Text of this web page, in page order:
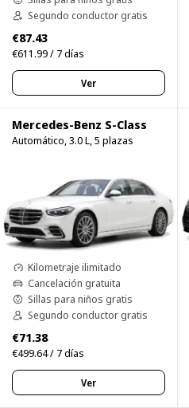
Segundo conductor gratis
€87.43
€611.99 / 7 días
Ver
Mercedes-Benz S-Class
Automático, 3.0 L, 5 plazas
Kilometraje ilimitado
Cancelación gratuita
Sillas para niños gratis
Segundo conductor gratis
€71.38
€499.64 / 7 días
Ver